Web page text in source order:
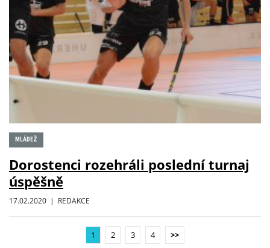
MLÁDEŽ
Dorostenci rozehráli poslední turnaj
úspěšně
17.02.2020 | REDAKCE
1 2 3 4 >>